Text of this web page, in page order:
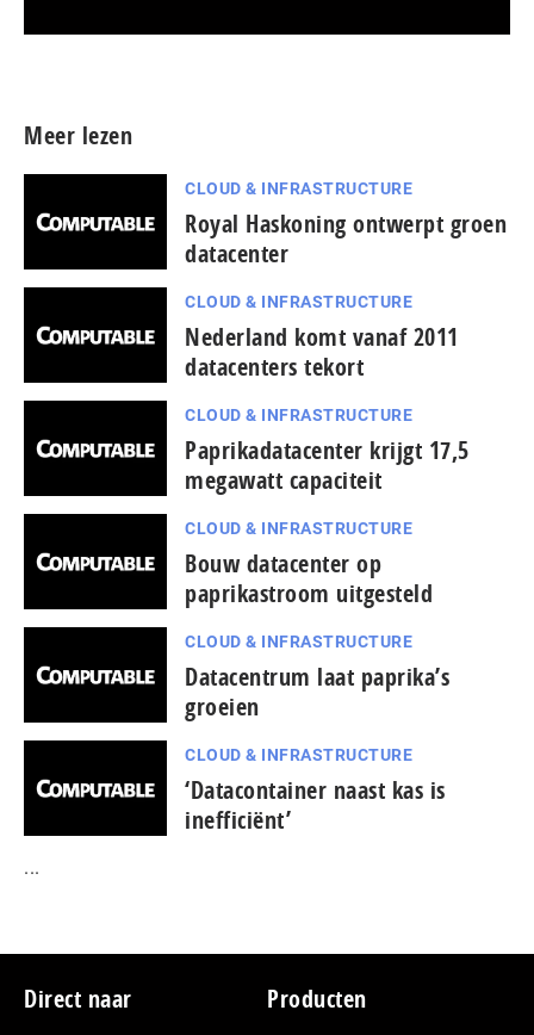
Meer lezen
CLOUD & INFRASTRUCTURE
Royal Haskoning ontwerpt groen
datacenter
CLOUD & INFRASTRUCTURE
Nederland komt vanaf 2011
datacenters tekort
CLOUD & INFRASTRUCTURE
Paprikadatacenter krijgt 17,5
megawatt capaciteit
CLOUD & INFRASTRUCTURE
Bouw datacenter op
paprikastroom uitgesteld
CLOUD & INFRASTRUCTURE
Datacentrum laat paprika’s
groeien
CLOUD & INFRASTRUCTURE
‘Datacontainer naast kas is
inefficiënt’
...
Footer
Direct naar Producten